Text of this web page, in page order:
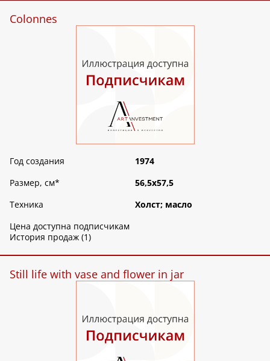
Colonnes
Год создания
1974
Размер, см*
56,5х57,5
Техника
Холст; масло
Цена доступна подписчикам
История продаж (1)
Still life with vase and flower in jar